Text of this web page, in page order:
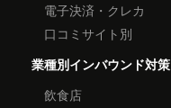
電子決済・クレカ
口コミサイト別
業種別インバウンド対策
飲食店